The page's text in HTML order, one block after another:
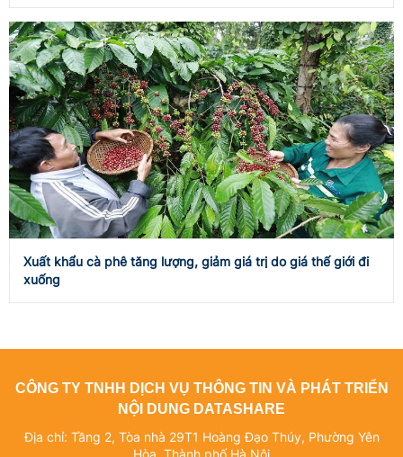
Xuất khẩu cà phê tăng lượng, giảm giá trị do giá thế giới đi
xuống
CÔNG TY TNHH DỊCH VỤ THÔNG TIN VÀ PHÁT TRIỂN
NỘI DUNG DATASHARE
Địa chỉ: Tầng 2, Tòa nhà 29T1 Hoàng Đạo Thúy, Phường Yên
Hòa, Thành phố Hà Nội